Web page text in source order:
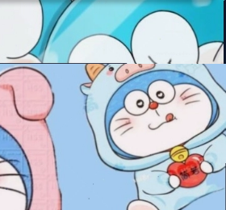
https://manhua.edu.vn/hinh-nen-may-tinh-doremon-4k